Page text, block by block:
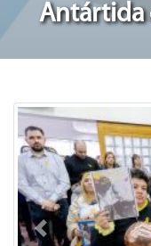
Antártida
Previous